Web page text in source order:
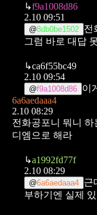
↳f9a1008d86
2.10 09:51
@8db0be1502 전
그럼 바로 대답
↳ca6f55bc49
2.10 09:54
@f9a1008d86 이
6a6aedaaa4
2.10 08:29
전화공포니 뭐니
디엠으로 해라
↳a1992fd77f
2.10 08:29
@6a6aedaaa4 근
부하기엔 실제